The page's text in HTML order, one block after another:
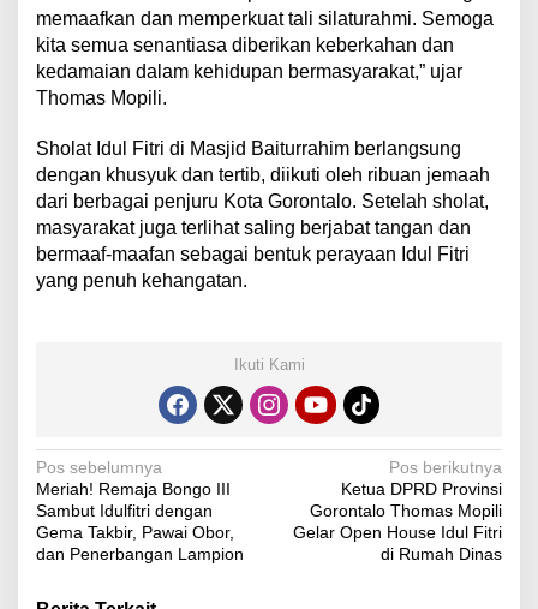
memaafkan dan memperkuat tali silaturahmi. Semoga
kita semua senantiasa diberikan keberkahan dan
kedamaian dalam kehidupan bermasyarakat,” ujar
Thomas Mopili.
Sholat Idul Fitri di Masjid Baiturrahim berlangsung
dengan khusyuk dan tertib, diikuti oleh ribuan jemaah
dari berbagai penjuru Kota Gorontalo. Setelah sholat,
masyarakat juga terlihat saling berjabat tangan dan
bermaaf-maafan sebagai bentuk perayaan Idul Fitri
yang penuh kehangatan.
Ikuti Kami
N
a
v
Pos sebelumnya
Meriah! Remaja Bongo III
Sambut Idulfitri dengan
Gema Takbir, Pawai Obor,
dan Penerbangan Lampion
Pos berikutnya
Ketua DPRD Provinsi
Gorontalo Thomas Mopili
Gelar Open House Idul Fitri
di Rumah Dinas